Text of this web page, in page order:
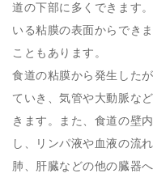
道の下部に多くできます
いる粘膜の表面からでき
こともあります。
食道の粘膜から発生した
ていき、気管や大動脈な
きます。また、食道の壁
し、リンパ液や血液の流
肺、肝臓などの他の臓器